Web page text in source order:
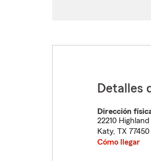
Detalles
Dirección
22210
Katy, TX 77450
Cómo llegar